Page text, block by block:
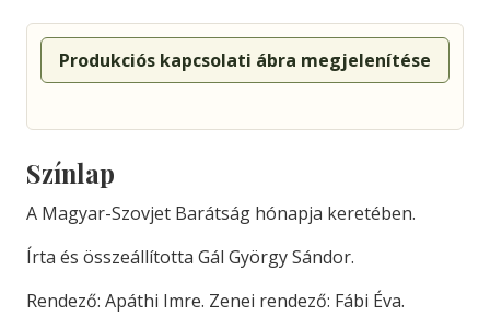
Produkciós kapcsolati ábra megjelenítése
Színlap
A Magyar-Szovjet Barátság hónapja keretében.
Írta és összeállította Gál György Sándor.
Rendező: Apáthi Imre. Zenei rendező: Fábi Éva.